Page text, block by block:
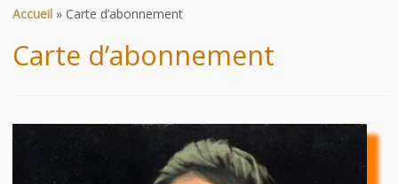
auAccueil » Carte d’abonnement
Carte d’abonnement